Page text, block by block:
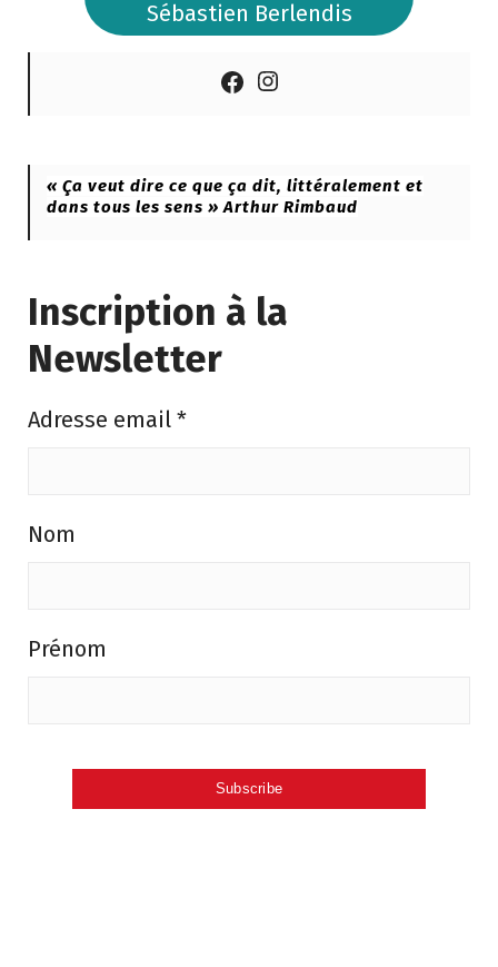
Sébastien Berlendis
Facebook
« Ça veut dire ce que ça dit, littéralement et
dans tous les sens » Arthur Rimbaud
Inscription à la
Newsletter
Adresse email *
Nom
Prénom